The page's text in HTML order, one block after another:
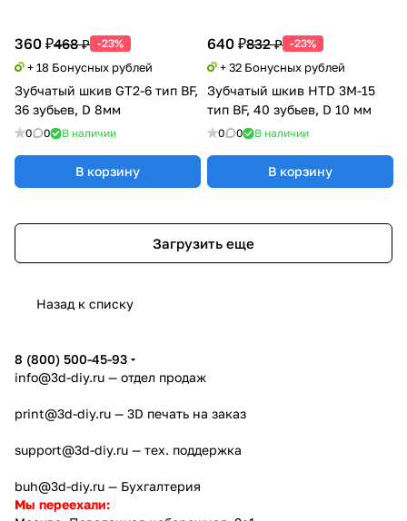
360 ₽468 ₽ -23%
+ 18 Бонусных рублей
Зубчатый шкив GT2-6 тип BF,
36 зубьев, D 8мм
0 0 В наличии
В корзину
640 ₽832 ₽ -23%
+ 32 Бонусных рублей
Зубчатый шкив HTD 3M-15
тип BF, 40 зубьев, D 10 мм
0 0 В наличии
В корзину
Загрузить еще
Назад к списку
8 (800) 500-45-93
info@3d-diy.ru — отдел продаж
print@3d-diy.ru — 3D печать на заказ
support@3d-diy.ru — тех. поддержка
buh@3d-diy.ru — Бухгалтерия
Мы переехали: